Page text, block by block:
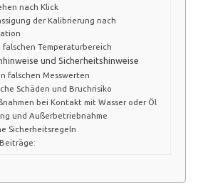
nach Klick
der Kalibrierung nach
falschen Temperaturbereich
und Sicherheitshinweise
falschen Messwerten
Schäden und Bruchrisiko
bei Kontakt mit Wasser oder Öl
und Außerbetriebnahme
Sicherheitsregeln